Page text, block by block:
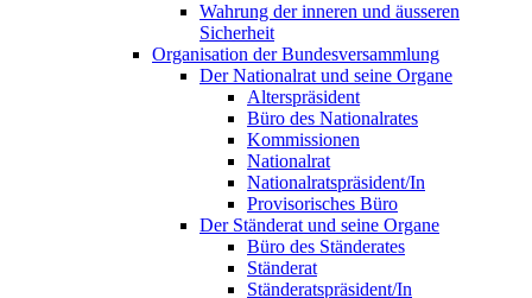
Wahrung der inneren und äusseren
Sicherheit
Organisation der Bundesversammlung
Der Nationalrat und seine Organe
Alterspräsident
Büro des Nationalrates
Kommissionen
Nationalrat
Nationalratspräsident/In
Provisorisches Büro
Der Ständerat und seine Organe
Büro des Ständerates
Ständerat
Ständeratspräsident/In